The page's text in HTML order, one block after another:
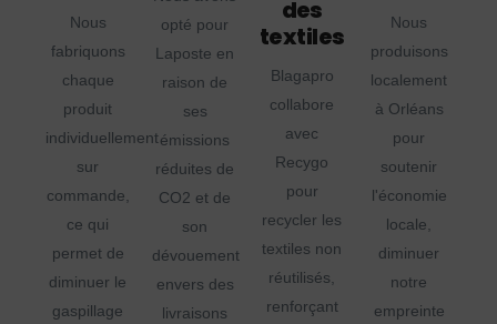
Nous
fabriquons
chaque
produit
individuellement
sur
commande,
ce qui
permet de
diminuer le
gaspillage
opté pour
Laposte en
raison de
ses
émissions
réduites de
CO2 et de
son
dévouement
envers des
livraisons
des
textiles
Blagapro
collabore
avec
Recygo
pour
recycler les
textiles non
réutilisés,
renforçant
Nous
produisons
localement
à Orléans
pour
soutenir
l'économie
locale,
diminuer
notre
empreinte